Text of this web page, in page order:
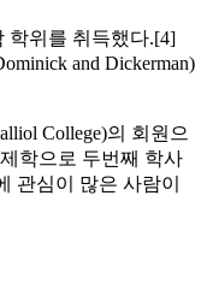
학위를 취득했다.[4]
and Dickerman)
College)의 회원으
학으로 두번째 학사
관심이 많은 사람이